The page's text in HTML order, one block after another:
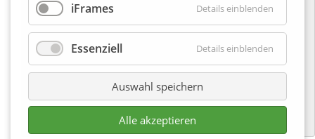
Osterfeuer Freiwillige Feuerwehr
Bargdorf
08-04-2023 18:00
Am Feuerwehrgerätehaus
iFrames
Details einblenden
Essenziell Details einblenden
Auswahl speichern
Alle akzeptieren